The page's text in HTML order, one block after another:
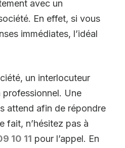
avec un
En effet, si vous
immédiates, l’idéal
un interlocuteur
Une
attend afin de répondre
fait, n’hésitez pas à
10 11 pour l’appel. En